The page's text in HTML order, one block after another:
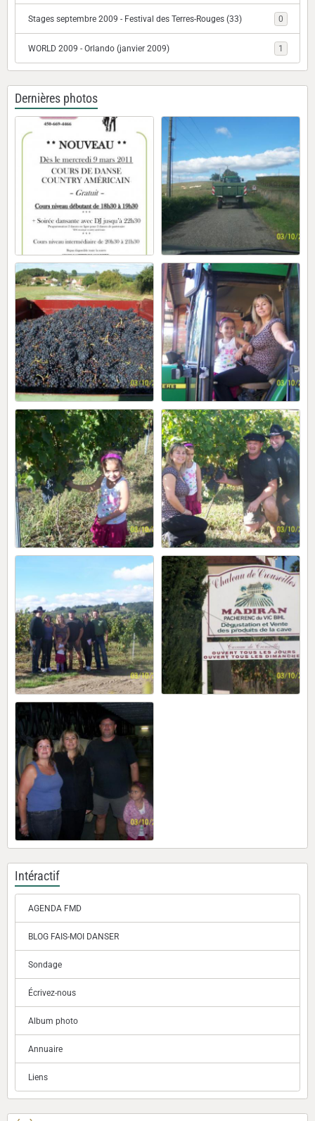
Stages septembre 2009 - Festival des Terres-Rouges (33) 0
WORLD 2009 - Orlando (janvier 2009) 1
Dernières photos
Intéractif
AGENDA FMD
BLOG FAIS-MOI DANSER
Sondage
Écrivez-nous
Album photo
Annuaire
Liens